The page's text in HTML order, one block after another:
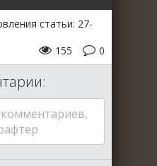
статьи: 27-
0
155